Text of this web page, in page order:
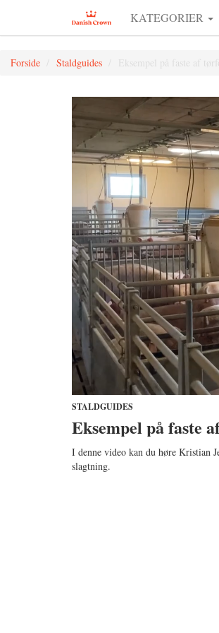
KATEGORIER
Forside Staldguides Eksempel på faste af
STALDGUIDES
Eksempel på faste
I denne video kan du høre Kristian
slagtning.